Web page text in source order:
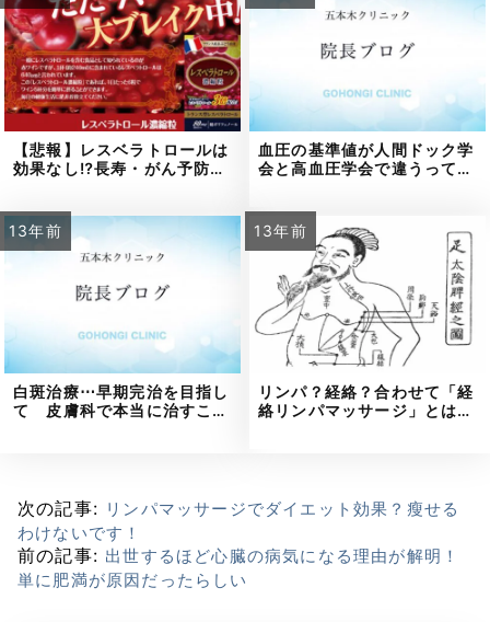
【悲報】レスベラトロールは
効果なし⁉長寿・がん予防…
血圧の基準値が人間ドック学
会と高血圧学会で違うって…
13年前
白斑治療⋯早期完治を目指し
て 皮膚科で本当に治すこ…
13年前
リンパ？経絡？合わせて「経
絡リンパマッサージ」とは…
次の記事: リンパマッサージでダイエット効果？瘦せる
わけないです！
前の記事: 出世するほど心臓の病気になる理由が解明！
単に肥満が原因だったらしい